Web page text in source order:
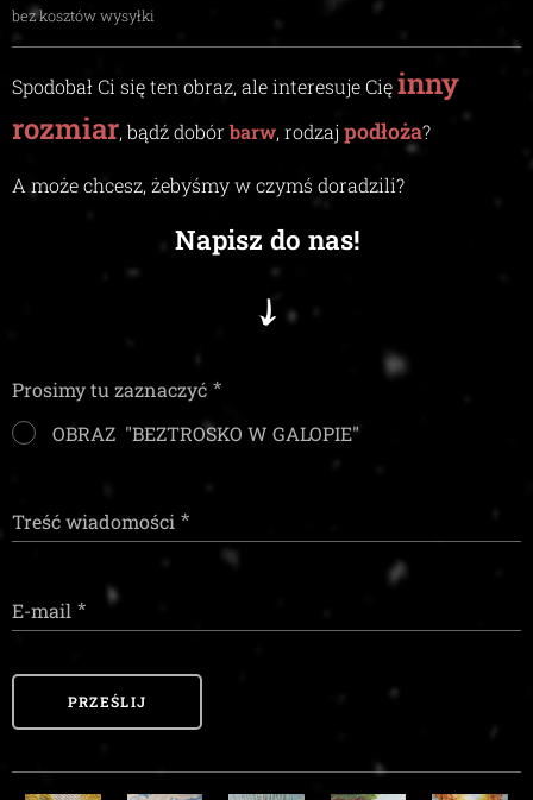
bez kosztów wysyłki
Spodobał Ci się ten obraz, ale interesuje Cięinny
rozmiar, bądź dobór barw, rodzaj podłoża?
A może chcesz, żebyśmy w czymś doradzili?
Napisz do nas!
Prosimy tu zaznaczyć
OBRAZ "BEZTROSKO W GALOPIE"
Treść wiadomości
E-mail
PRZEŚLIJ